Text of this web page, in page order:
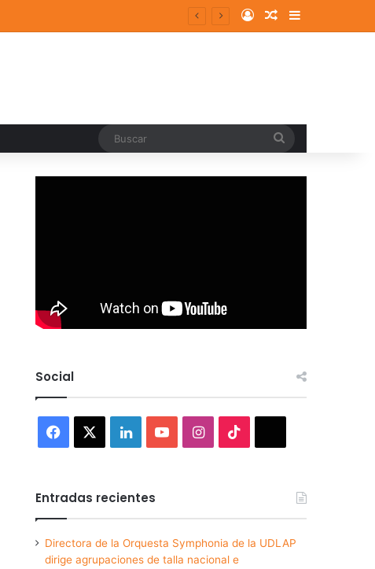
Log InRandom Article
Sidebar
Social
Facebook LinkedInYouTubeInstagram
Entradas recientes
Directora de la Orquesta Symphonia de la UDLAP
dirige agrupaciones de talla nacional e